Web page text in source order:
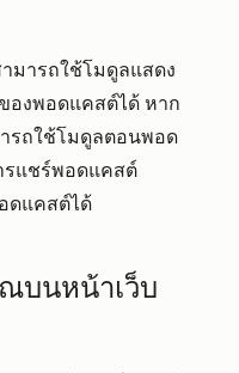
มารถใช้โมดูลแสดง
งพอดแคสต์ได้ หาก
รถใช้โมดูลตอนพอด
รแชร์พอดแคสต์
ดแคสต์ได้
บนหน้าเว็บ